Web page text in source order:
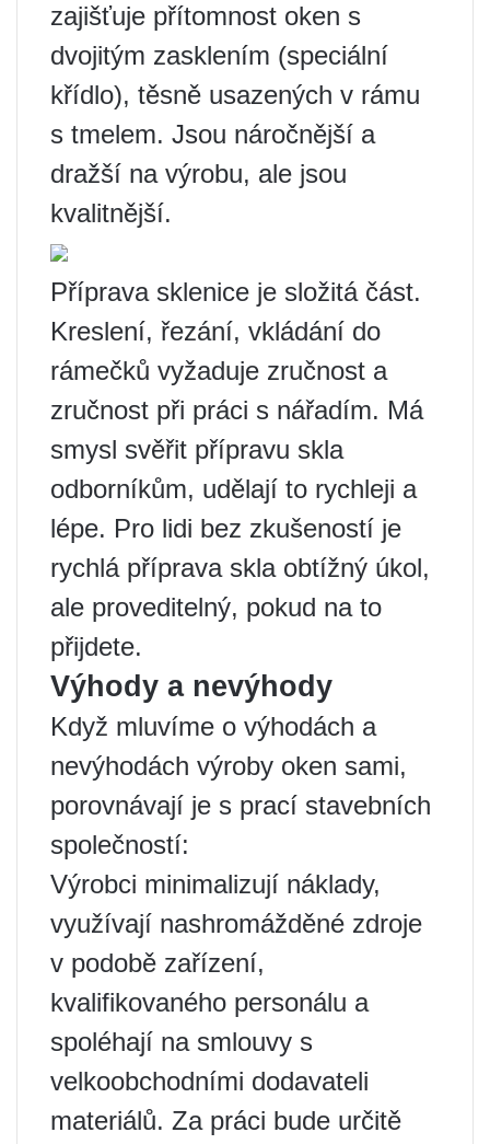
zajišťuje přítomnost oken s
dvojitým zasklením (speciální
křídlo), těsně usazených v rámu
s tmelem. Jsou náročnější a
dražší na výrobu, ale jsou
kvalitnější.
Příprava sklenice je složitá část.
Kreslení, řezání, vkládání do
rámečků vyžaduje zručnost a
zručnost při práci s nářadím. Má
smysl svěřit přípravu skla
odborníkům, udělají to rychleji a
lépe. Pro lidi bez zkušeností je
rychlá příprava skla obtížný úkol,
ale proveditelný, pokud na to
přijdete.
Výhody a nevýhody
Když mluvíme o výhodách a
nevýhodách výroby oken sami,
porovnávají je s prací stavebních
společností:
Výrobci minimalizují náklady,
využívají nashromážděné zdroje
v podobě zařízení,
kvalifikovaného personálu a
spoléhají na smlouvy s
velkoobchodními dodavateli
materiálů. Za práci bude určitě